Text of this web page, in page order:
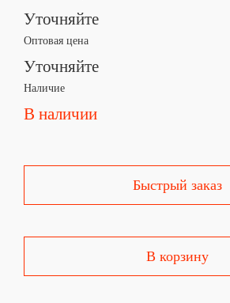
Уточняйте
Оптовая цена
Уточняйте
Наличие
В наличии
Быстрый заказ
В корзину